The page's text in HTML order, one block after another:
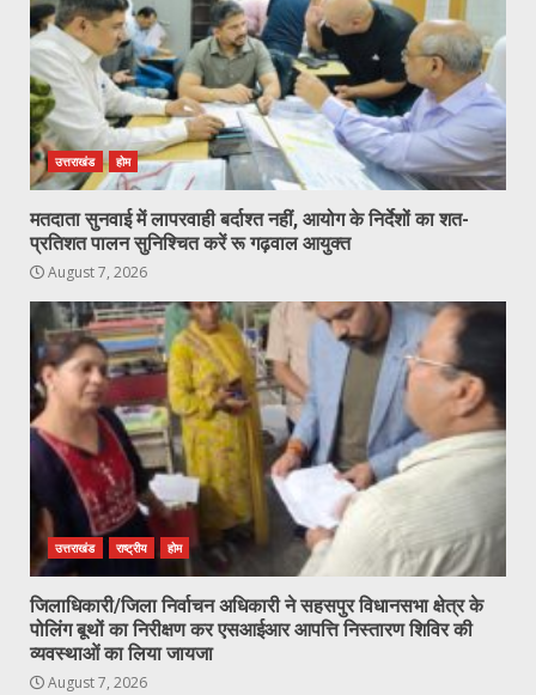
उत्तराखंड होम
मतदाता सुनवाई में लापरवाही बर्दाश्त नहीं, आयोग के निर्देशों का शत-
प्रतिशत पालन सुनिश्चित करें रू गढ़वाल आयुक्त
August 7, 2026
उत्तराखंड राष्ट्रीय होम
जिलाधिकारी/जिला निर्वाचन अधिकारी ने सहसपुर विधानसभा क्षेत्र के
पोलिंग बूथों का निरीक्षण कर एसआईआर आपत्ति निस्तारण शिविर की
व्यवस्थाओं का लिया जायजा
August 7, 2026